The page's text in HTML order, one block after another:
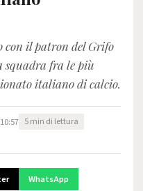
il patron del Grifo
squadra fra le più
italiano di calcio.
5 min di lettura
WhatsApp